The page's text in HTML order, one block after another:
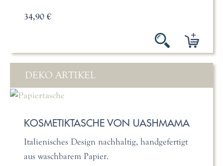
34,90 €
DEKO ARTIKEL
KOSMETIKTASCHE VON UASHMAMA
Italienisches Design nachhaltig, handgefertigt
aus waschbarem Papier.